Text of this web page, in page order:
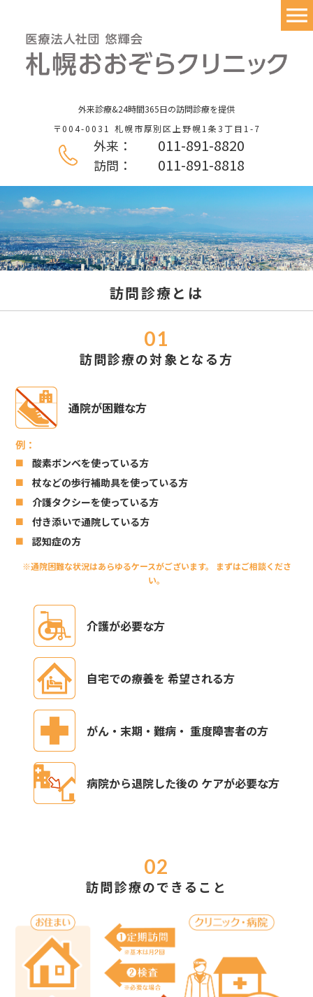
外来診療&24時間365日の訪問診療を提供
〒004-0031
札幌市厚別区上野幌1条3丁目1-7
外来： 011-891-8820
訪問： 011-891-8818
訪問診療とは
訪問診療の対象となる方
通院が困難な方
酸素ボンベを使っている方
杖などの歩行補助具を使っている方
介護タクシーを使っている方
付き添いで通院している方
認知症の方
※通院困難な状況はあらゆるケースがございます。 まずはご相談くださ
い。
介護が必要な方
自宅での療養を 希望される方
がん・末期・難病・ 重度障害者の方
病院から退院した後の ケアが必要な方
訪問診療のできること